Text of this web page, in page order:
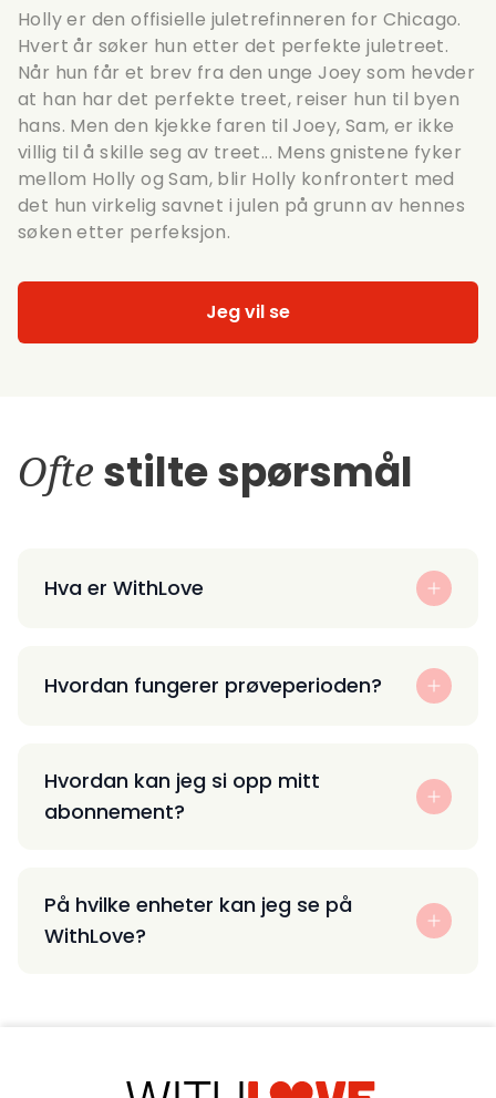
Holly er den offisielle juletrefinneren for Chicago.
Hvert år søker hun etter det perfekte juletreet.
Når hun får et brev fra den unge Joey som hevder
at han har det perfekte treet, reiser hun til byen
hans. Men den kjekke faren til Joey, Sam, er ikke
villig til å skille seg av treet... Mens gnistene fyker
mellom Holly og Sam, blir Holly konfrontert med
det hun virkelig savnet i julen på grunn av hennes
søken etter perfeksjon.
Jeg vil se
Ofte stilte spørsmål
Hva er WithLove
Hvordan fungerer prøveperioden?
Hvordan kan jeg si opp mitt
abonnement?
På hvilke enheter kan jeg se på
WithLove?